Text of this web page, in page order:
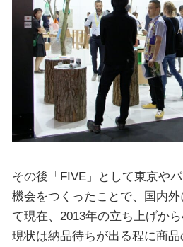
その後「FIVE」として東京や
機会をつくったことで、国内
て現在、2013年の立ち上げから
現状は納品待ちが出る程に商